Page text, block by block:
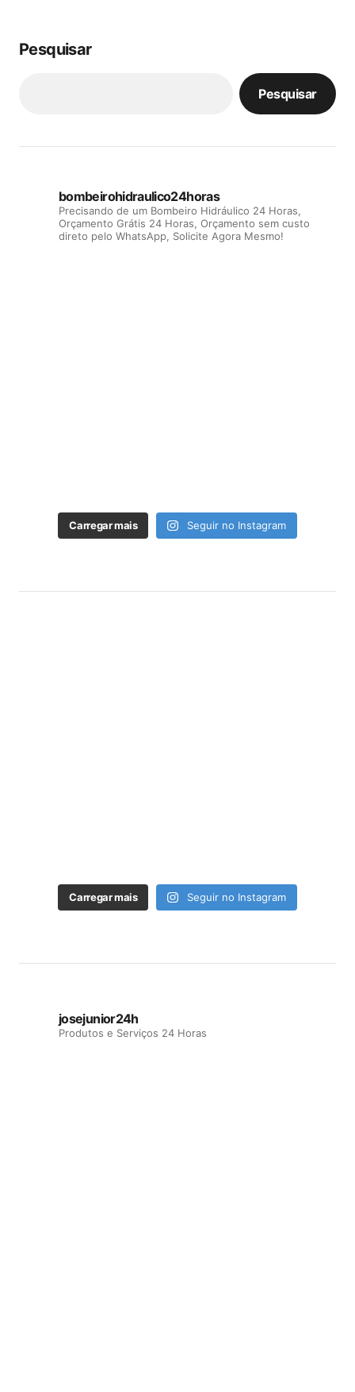
Pesquisar
Pesquisar
bombeirohidraulico24horas
Precisando de um Bombeiro Hidráulico 24 Horas,
Orçamento Grátis 24 Horas, Orçamento sem custo
direto pelo WhatsApp, Solicite Agora Mesmo!
Carregar mais Seguir no Instagram
Carregar mais Seguir no Instagram
josejunior24h
Produtos e Serviços 24 Horas